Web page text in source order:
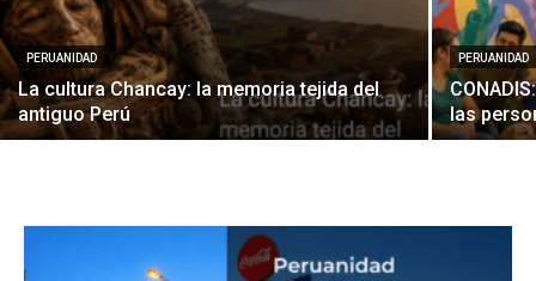
PERUANIDAD
La cultura Chancay: la memoria tejida del
antiguo Perú
PERUANIDAD
las